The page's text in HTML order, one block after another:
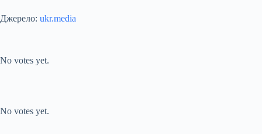
Джерело: ukr.media
No votes yet.
No votes yet.